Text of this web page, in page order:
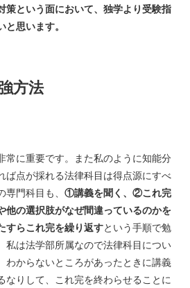
策という面において、独学より受験指
思います。
方法
常に重要です。また私のように知能分
ば点が採れる法律科目は得点源にすべ
門科目も、 ①講義を聞く、②これ完
の選択肢がなぜ間違っているのかを
すらこれ完を繰り返すという手順で勉
私は法学部所属なので法律科目につい
わからないところがあったときに講義
なりして、これ完を終わらせることに